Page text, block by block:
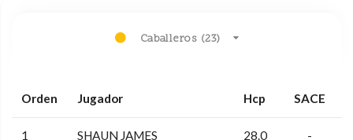
Caballeros (23)
Orden Jugador Hcp SACE
1 SHAUN JAMES 28.0 -